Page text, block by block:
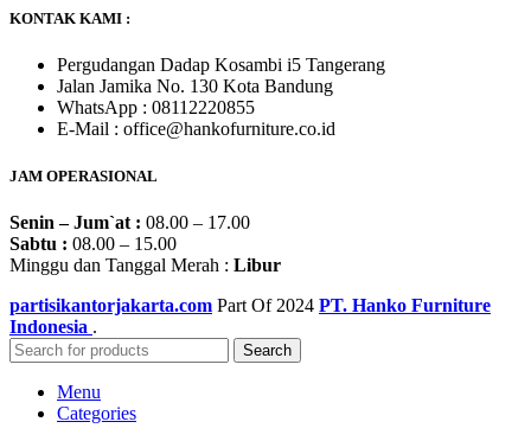
KONTAK KAMI :
Pergudangan Dadap Kosambi i5 Tangerang
Jalan Jamika No. 130 Kota Bandung
WhatsApp : 08112220855
E-Mail : office@hankofurniture.co.id
JAM OPERASIONAL
Senin – Jum`at : 08.00 – 17.00
Sabtu : 08.00 – 15.00
Minggu dan Tanggal Merah : Libur
partisikantorjakarta.com Part Of 2024 PT. Hanko Furniture
Indonesia .
Search
Menu
Categories